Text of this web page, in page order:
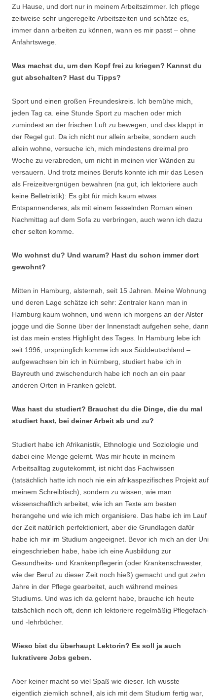
Zu Hause, und dort nur in meinem Arbeitszimmer. Ich pflege
zeitweise sehr ungeregelte Arbeitszeiten und schätze es,
immer dann arbeiten zu können, wann es mir passt – ohne
Anfahrtswege.
Was machst du, um den Kopf frei zu kriegen? Kannst du
gut abschalten? Hast du Tipps?
Sport und einen großen Freundeskreis. Ich bemühe mich,
jeden Tag ca. eine Stunde Sport zu machen oder mich
zumindest an der frischen Luft zu bewegen, und das klappt in
der Regel gut. Da ich nicht nur allein arbeite, sondern auch
allein wohne, versuche ich, mich mindestens dreimal pro
Woche zu verabreden, um nicht in meinen vier Wänden zu
versauern. Und trotz meines Berufs konnte ich mir das Lesen
als Freizeitvergnügen bewahren (na gut, ich lektoriere auch
keine Belletristik): Es gibt für mich kaum etwas
Entspannenderes, als mit einem fesselnden Roman einen
Nachmittag auf dem Sofa zu verbringen, auch wenn ich dazu
eher selten komme.
Wo wohnst du? Und warum? Hast du schon immer dort
gewohnt?
Mitten in Hamburg, alsternah, seit 15 Jahren. Meine Wohnung
und deren Lage schätze ich sehr: Zentraler kann man in
Hamburg kaum wohnen, und wenn ich morgens an der Alster
jogge und die Sonne über der Innenstadt aufgehen sehe, dann
ist das mein erstes Highlight des Tages. In Hamburg lebe ich
seit 1996, ursprünglich komme ich aus Süddeutschland –
aufgewachsen bin ich in Nürnberg, studiert habe ich in
Bayreuth und zwischendurch habe ich noch an ein paar
anderen Orten in Franken gelebt.
Was hast du studiert? Brauchst du die Dinge, die du mal
studiert hast, bei deiner Arbeit ab und zu?
Studiert habe ich Afrikanistik, Ethnologie und Soziologie und
dabei eine Menge gelernt. Was mir heute in meinem
Arbeitsalltag zugutekommt, ist nicht das Fachwissen
(tatsächlich hatte ich noch nie ein afrikaspezifisches Projekt auf
meinem Schreibtisch), sondern zu wissen, wie man
wissenschaftlich arbeitet, wie ich an Texte am besten
herangehe und wie ich mich organisiere. Das habe ich im Lauf
der Zeit natürlich perfektioniert, aber die Grundlagen dafür
habe ich mir im Studium angeeignet. Bevor ich mich an der Uni
eingeschrieben habe, habe ich eine Ausbildung zur
Gesundheits- und Krankenpflegerin (oder Krankenschwester,
wie der Beruf zu dieser Zeit noch hieß) gemacht und gut zehn
Jahre in der Pflege gearbeitet, auch während meines
Studiums. Und was ich da gelernt habe, brauche ich heute
tatsächlich noch oft, denn ich lektoriere regelmäßig Pflegefach-
und -lehrbücher.
Wieso bist du überhaupt Lektorin? Es soll ja auch
lukrativere Jobs geben.
Aber keiner macht so viel Spaß wie dieser. Ich wusste
eigentlich ziemlich schnell, als ich mit dem Studium fertig war,